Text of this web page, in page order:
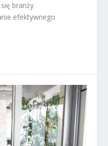
branży
efektywnego